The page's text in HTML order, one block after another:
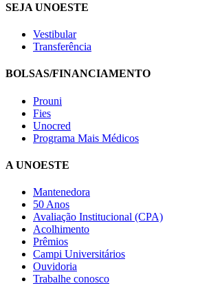
SEJA UNOESTE
Vestibular
Transferência
BOLSAS/FINANCIAMENTO
Prouni
Fies
Unocred
Programa Mais Médicos
A UNOESTE
Mantenedora
50 Anos
Avaliação Institucional (CPA)
Acolhimento
Prêmios
Campi Universitários
Ouvidoria
Trabalhe conosco